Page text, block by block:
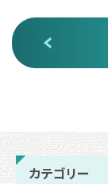
カテゴリー